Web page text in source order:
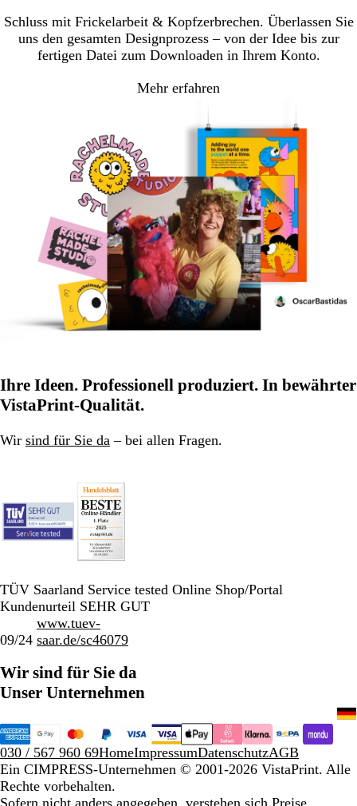
Schluss mit Frickelarbeit & Kopfzerbrechen. Überlassen Sie
uns den gesamten Designprozess – von der Idee bis zur
fertigen Datei zum Downloaden in Ihrem Konto.
Mehr erfahren
Ihre Ideen. Professionell produziert. In bewährter
VistaPrint-Qualität.
Wir sind für Sie da – bei allen Fragen.
TÜV Saarland Service tested Online Shop/Portal
Kundenurteil SEHR GUT
09/24
www.tuev-
saar.de/sc46079
Wir sind für Sie da
Unser Unternehmen
030 / 567 960 69HomeImpressumDatenschutzAGB
Ein CIMPRESS-Unternehmen © 2001-2026 VistaPrint. Alle
Rechte vorbehalten.